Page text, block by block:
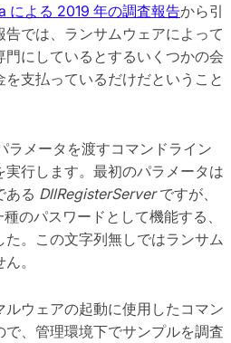
による 2019 年の調査報告から引
では、ランサムウェアによって
にしているとするいくつかの会
支払っているだけだということ
ラメータを渡すコマンドライン
行します。最初のパラメータは
ある DllRegisterServerですが、
のパスワードとして機能する、
。この文字列無しではランサム
。
ウェアの起動に使用したコマン
で、管理環境下でサンプルを調査